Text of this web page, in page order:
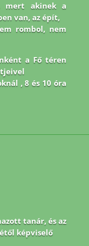
mert akinek a
van, az épít,
rombol, nem
a Fő téren
, 8 és 10 óra
tanár, és az
képviselő